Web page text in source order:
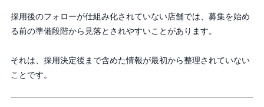
採用後のフォローが仕組み化されていない店舗では、募集を始め
る前の準備段階から見落とされやすいことがあります。
それは、採用決定後まで含めた情報が最初から整理されていない
ことです。